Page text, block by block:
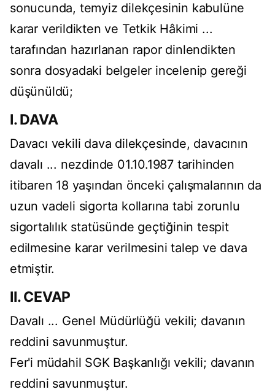
sonucunda, temyiz dilekçesinin kabulüne
karar verildikten ve Tetkik Hâkimi ...
tarafından hazırlanan rapor dinlendikten
sonra dosyadaki belgeler incelenip gereği
düşünüldü;
I. DAVA
Davacı vekili dava dilekçesinde, davacının
davalı ... nezdinde 01.10.1987 tarihinden
itibaren 18 yaşından önceki çalışmalarının da
uzun vadeli sigorta kollarına tabi zorunlu
sigortalılık statüsünde geçtiğinin tespit
edilmesine karar verilmesini talep ve dava
etmiştir.
II. CEVAP
Davalı ... Genel Müdürlüğü vekili; davanın
reddini savunmuştur.
Fer'i müdahil SGK Başkanlığı vekili; davanın
reddini savunmuştur.